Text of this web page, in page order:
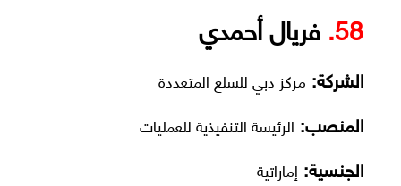
58. فريال أحمدي
الشركة: مركز دبي للسلع المتعددة
المنصب: الرئيسة التنفيذية للعمليات
الجنسية: إماراتية